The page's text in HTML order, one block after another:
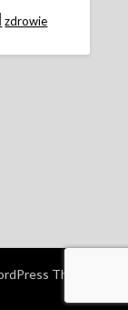
zdrowie
Theme by